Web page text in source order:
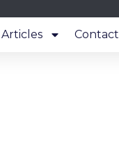
Articles Contact